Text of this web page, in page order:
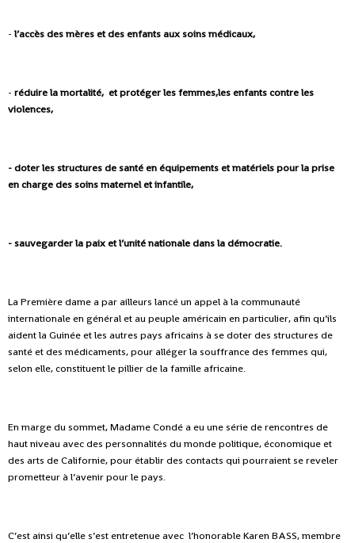
- l’accès des mères et des enfants aux soins médicaux,
- réduire la mortalité, et protéger les femmes,les enfants contre les
violences,
- doter les structures de santé en équipements et matériels pour la prise
en charge des soins maternel et infantile,
- sauvegarder la paix et l’unité nationale dans la démocratie.
La Première dame a par ailleurs lancé un appel à la communauté
internationale en général et au peuple américain en particulier, afin qu’ils
aident la Guinée et les autres pays africains à se doter des structures de
santé et des médicaments, pour alléger la souffrance des femmes qui,
selon elle, constituent le pillier de la famille africaine.
En marge du sommet, Madame Condé a eu une série de rencontres de
haut niveau avec des personnalités du monde politique, économique et
des arts de Californie, pour établir des contacts qui pourraient se reveler
prometteur à l’avenir pour le pays.
C’est ainsi qu’elle s’est entretenue avec l’honorable Karen BASS, membre